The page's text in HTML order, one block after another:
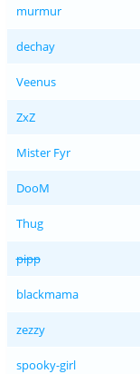
murmur
dechay
Veenus
ZxZ
Mister Fyr
DooM
Thug
pipp
blackmama
zezzy
spooky-girl